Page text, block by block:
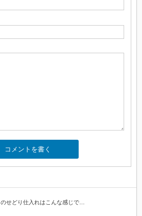
せどり仕入れはこんな感じで…